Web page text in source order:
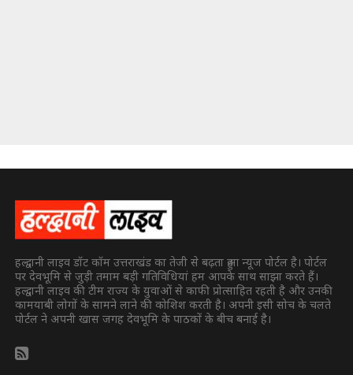
हल्द्वानी लाइव डॉट कॉम उत्तराखंड का तेजी से बढ़ता हुआ न्यूज पोर्टल है। पोर्टल
पर देवभूमि से जुड़ी तमाम बड़ी गतिविधियां हम आपके साथ साझा करते हैं।
हल्द्वानी लाइव की टीम राज्य के युवाओं से काफी प्रोत्साहित रहती है और उनकी
कामयाबी लोगों के सामने लाने की कोशिश करती है। अपनी इसी सोच के चलते
पोर्टल ने अपनी खास जगह देवभूमि के पाठकों के बीच बनाई है।